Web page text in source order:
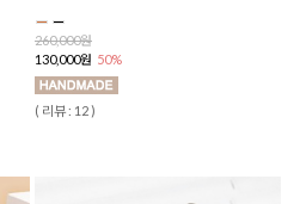
260,000원
130,000원 50%
( 리뷰 : 12 )